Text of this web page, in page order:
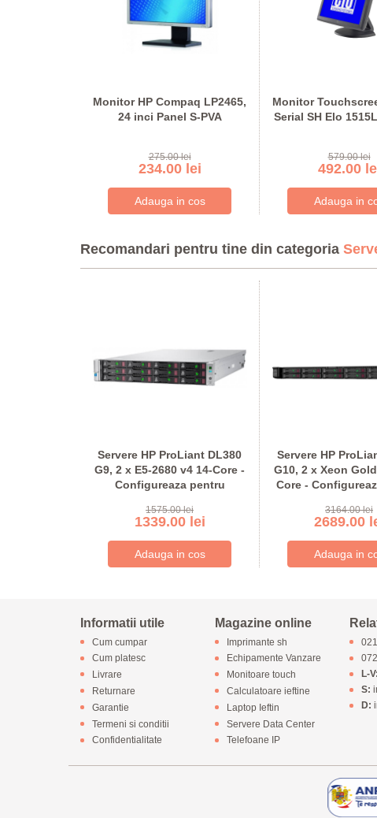
Monitor HP Compaq LP2465,
24 inci Panel S-PVA
275.00 lei
234.00 lei
Monitor
Serial SH Elo
579.00 lei
492.00
Recomandari pentru tine din categoria
Servere HP ProLiant DL380
G9, 2 x E5-2680 v4 14-Core -
Configureaza pentru
1575.00 lei
1339.00 lei
Servere HP
G10, 2 x Xeon
Core -
3164.00 lei
2689.00
Informatii utile
Cum cumpar
Cum platesc
Livrare
Returnare
Garantie
Termeni si conditii
Confidentialitate
Magazine online
Imprimante sh
Echipamente Vanzare
Monitoare touch
Calculatoare ieftine
Laptop Ieftin
Servere Data Center
Telefoane IP
L-V:
S:
D: